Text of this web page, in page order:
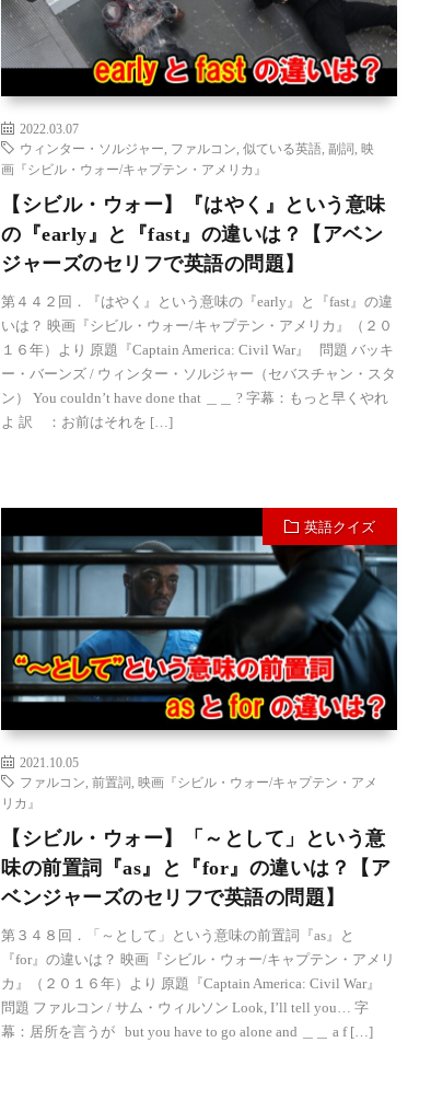
2022.03.07
ウィンター・ソルジャー, ファルコン,似ている英語,副詞,映
画『シビル・ウォー/キャプテン・アメリカ』
【シビル・ウォー】『はやく』という意味
の『early』と『fast』の違いは？【アベン
ジャーズのセリフで英語の問題】
第４４２回．『はやく』という意味の『early』と『fast』の違
いは？ 映画『シビル・ウォー/キャプテン・アメリカ』（２０
１６年）より 原題『Captain America: Civil War』 問題 バッキ
ー・バーンズ / ウィンター・ソルジャー（セバスチャン・スタ
ン） You couldn’t have done that ＿＿ ? 字幕：もっと早くやれ
よ 訳 ：お前はそれを […]
英語クイズ
2021.10.05
ファルコン,前置詞 , 映画『シビル・ウォー/キャプテン・アメ
リカ』
【シビル・ウォー】「～として」という意
味の前置詞『as』と『for』の違いは？【ア
ベンジャーズのセリフで英語の問題】
第３４８回．「～として」という意味の前置詞『as』と
『for』の違いは？ 映画『シビル・ウォー/キャプテン・アメリ
カ』（２０１６年）より 原題『Captain America: Civil War』
問題 ファルコン / サム・ウィルソン Look, I’ll tell you… 字
幕：居所を言うが but you have to go alone and ＿＿ a f […]